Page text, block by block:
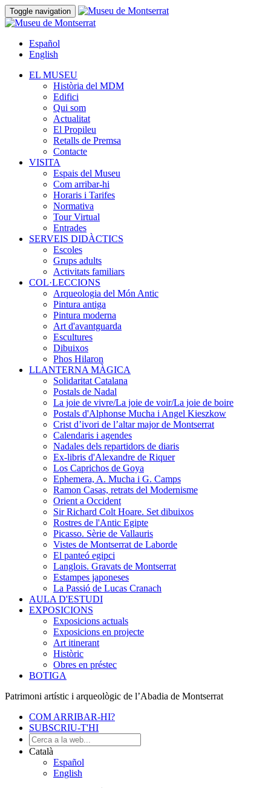
Toggle navigation
Español
English
EL MUSEU
Història del MDM
Edifici
Qui som
Actualitat
El Propileu
Retalls de Premsa
Contacte
VISITA
Espais del Museu
Com arribar-hi
Horaris i Tarifes
Normativa
Tour Virtual
Entrades
SERVEIS DIDÀCTICS
Escoles
Grups adults
Activitats familiars
COL·LECCIONS
Arqueologia del Món Antic
Pintura antiga
Pintura moderna
Art d'avantguarda
Escultures
Dibuixos
Phos Hilaron
LLANTERNA MÀGICA
Solidaritat Catalana
Postals de Nadal
La joie de vivre/La joie de voir/La joie de boire
Postals d'Alphonse Mucha i Angel Kieszkow
Crist d’ivori de l’altar major de Montserrat
Calendaris i agendes
Nadales dels repartidors de diaris
Ex-libris d'Alexandre de Riquer
Los Caprichos de Goya
Ephemera, A. Mucha i G. Camps
Ramon Casas, retrats del Modernisme
Orient a Occident
Sir Richard Colt Hoare. Set dibuixos
Rostres de l'Antic Egipte
Picasso. Sèrie de Vallauris
Vistes de Montserrat de Laborde
El panteó egipci
Langlois. Gravats de Montserrat
Estampes japoneses
La Passió de Lucas Cranach
AULA D'ESTUDI
EXPOSICIONS
Exposicions actuals
Exposicions en projecte
Art itinerant
Històric
Obres en préstec
BOTIGA
Patrimoni artístic i arqueològic de l’Abadia de Montserrat
COM ARRIBAR-HI?
SUBSCRIU-T'HI
Català
Español
English